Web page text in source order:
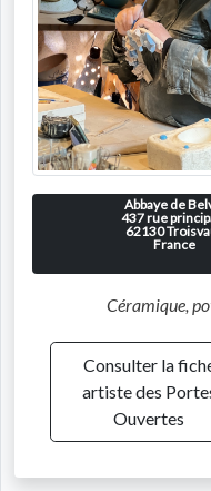
Abbaye de
437 rue
62130
France
Céramique,
Consulter la
artiste des
Ouvertes